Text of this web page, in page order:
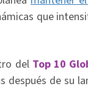
que
delTop 10
después de su